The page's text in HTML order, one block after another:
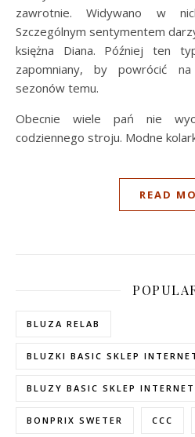
zawrotnie. Widywano w
Szczególnym sentymentem
księżna Diana. Później ten
zapomniany, by powrócić
sezonów temu.
Obecnie wiele pań nie
codziennego stroju. Modne
READ
BLUZA RELAB
BLUZKI BASIC SKLEP
BLUZY BASIC SKLEP
BONPRIX SWETER CCC